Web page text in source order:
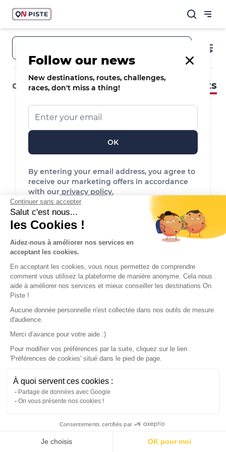
Follow our news
New destinations, routes, challenges,
races, don't miss a thing!
OK
By entering your email address, you agree to
receive our marketing offers in accordance
with our privacy policy.
Continue with the app
destinations routes & spots events
No event found
Reset the filters to see more events
Explore our Destinations
Continuer sans accepter
Salut c'est nous...
les Cookies !
Aidez-nous à améliorer nos services en
acceptant les cookies.
En acceptant les cookies, vous nous permettez de comprendre
comment vous utilisez la plateforme de manière anonyme. Cela nous
aide à améliorer nos services et mieux conseiller les destinations On
Piste !
Aucune donnée personnelle n'est collectée dans nos outils de mesure
d'audience.
Merci d’avance pour votre aide :)
Pour modifier vos préférences par la suite, cliquez sur le lien
'Préférences de cookies' situé dans le pied de page.
À quoi servent ces cookies :
Partage de données avec Google
On vous présente nos cookies !
Consentements certifiés par
Je choisis OK pour moi